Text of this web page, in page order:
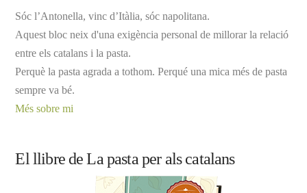
Sóc l’Antonella, vinc d’Itàlia, sóc napolitana.
Aquest bloc neix d'una exigència personal de millorar la relació
entre els catalans i la pasta.
Perquè la pasta agrada a tothom. Perqué una mica més de pasta
sempre va bé.
Més sobre mi
El llibre de La pasta per als catalans